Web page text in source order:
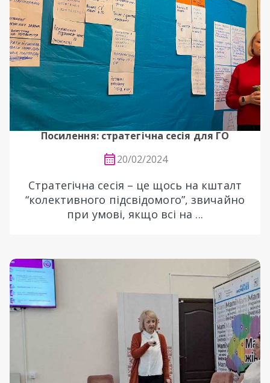
Посилення: стратегічна сесія для ГО
20/02/2024
Стратегічна сесія – це щось на кшталт
“колективного підсвідомого”, звичайно
при умові, якщо всі на ...